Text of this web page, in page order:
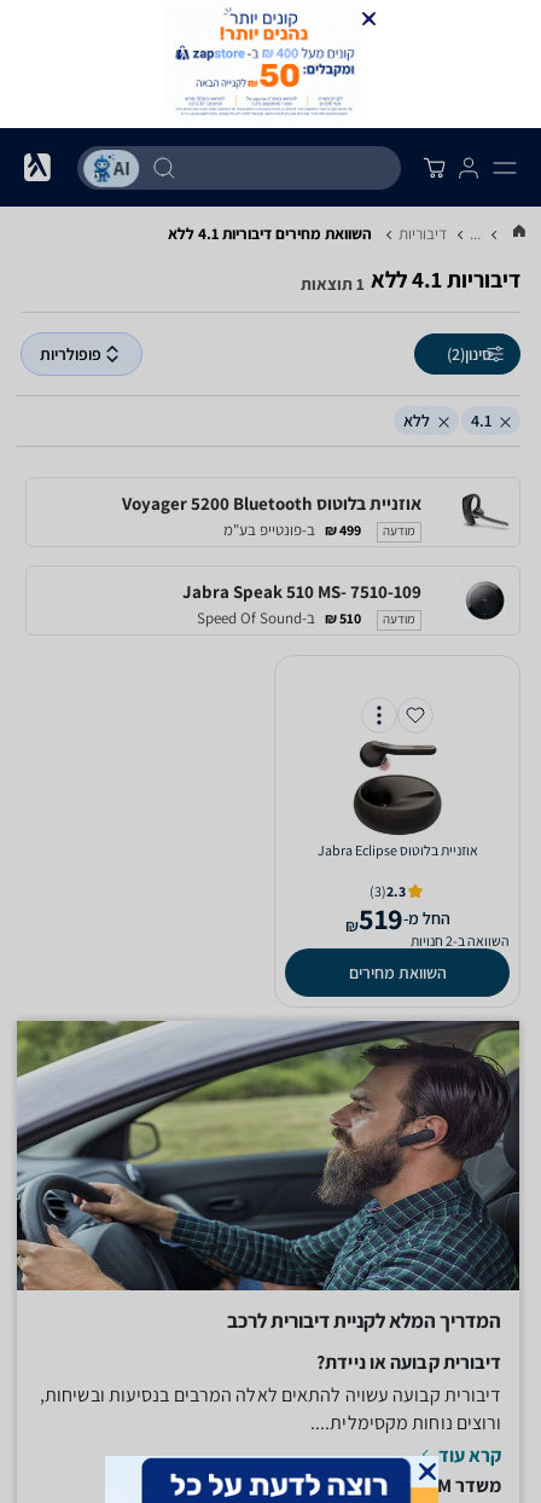
... דיבוריות השוואת מחירים דיבוריות ‏4.1 ‏ללא
דיבוריות ‏4.1 ‏ללא 1 תוצאות
סינון(2) פופולריות
4.1 ללא
אוזניית בלוטוס Voyager 5200 Bluetooth
מודעה 499 ₪ ב-פונטייפ בע"מ
Jabra Speak 510 MS- 7510-109
מודעה 510 ₪ ב-Speed Of Sound
‏אוזניית בלוטוס Jabra Eclipse
2.3
(3)
‫החל מ-519
₪
השוואה ב-2 חנויות
השוואת מחירים
המדריך המלא לקניית דיבורית לרכב
דיבורית קבועה או ניידת?
דיבורית קבועה עשויה להתאים לאלה המרבים בנסיעות ובשיחות,
ורוצים נוחות מקסימלית....
קרא עוד
משדר FM משפר את איכות השמע